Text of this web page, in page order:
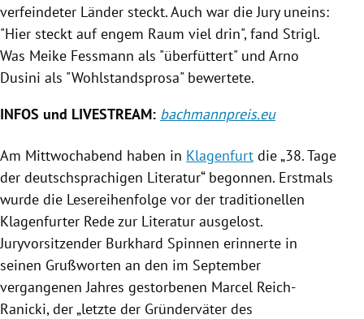
verfeindeter Länder steckt. Auch war die Jury uneins:
"Hier steckt auf engem Raum viel drin", fand Strigl.
Was Meike Fessmann als "überfüttert" und Arno
Dusini als "Wohlstandsprosa" bewertete.
INFOS und LIVESTREAM: bachmannpreis.eu
Am Mittwochabend haben in Klagenfurt die „38. Tage
der deutschsprachigen Literatur“ begonnen. Erstmals
wurde die Lesereihenfolge vor der traditionellen
Klagenfurter Rede zur Literatur ausgelost.
Juryvorsitzender Burkhard Spinnen erinnerte in
seinen Grußworten an den im September
vergangenen Jahres gestorbenen Marcel Reich-
Ranicki, der „letzte der Gründerväter des